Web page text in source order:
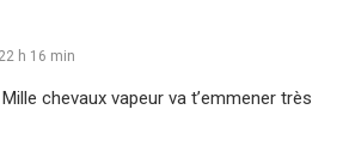
h 16 min
chevaux vapeur va t’emmener très